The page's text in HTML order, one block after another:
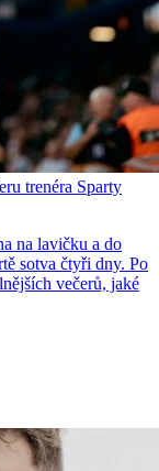
trenéra Sparty
na lavičku a do
sotva čtyři dny. Po
večerů, jaké